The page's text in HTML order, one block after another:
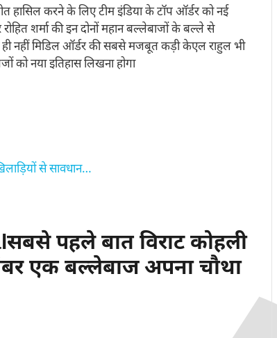
करने के लिए टीम इंडिया के टॉप ऑर्डर को नई
शर्मा की इन दोनों महान बल्लेबाजों के बल्ले से
नहीं मिडिल ऑर्डर की सबसे मजबूत कड़ी केएल राहुल भी
को नया इतिहास लिखना होगा
से सावधान…
पहले बात विराट कोहली
एक बल्लेबाज अपना चौथा